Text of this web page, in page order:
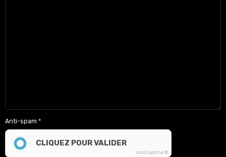
Anti-spam
CLIQUEZ POUR VALIDER
IconCaptcha ©